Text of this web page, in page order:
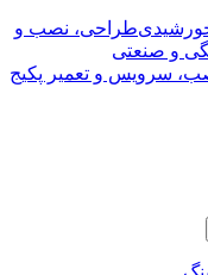
طراحی، نصب و
و صنعتی
سرویس و تعمیر پکیج